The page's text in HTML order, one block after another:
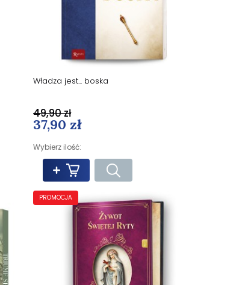
Władza jest... boska
37,90 zł
Wybierz ilość:
49,90 zł
PROMOCJA